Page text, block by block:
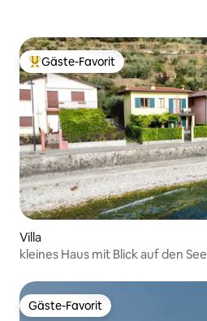
Beliebter Gäste-Favorit.
Gäste-Favorit
Villa
kleines Haus mit Blick auf den See
Gäste-Favorit
Gäste-Favorit